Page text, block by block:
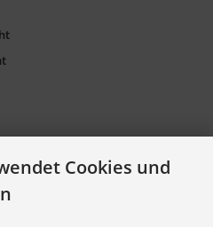
Cookies und